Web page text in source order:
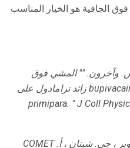
الجافية هو الخيار المناسب
وآخرون. "" المشي فوق
الجافية مع جرعة منخفضة من bupivacaine زائد ترامادول على
J Coll
، جي. شينان ، أ. COMET